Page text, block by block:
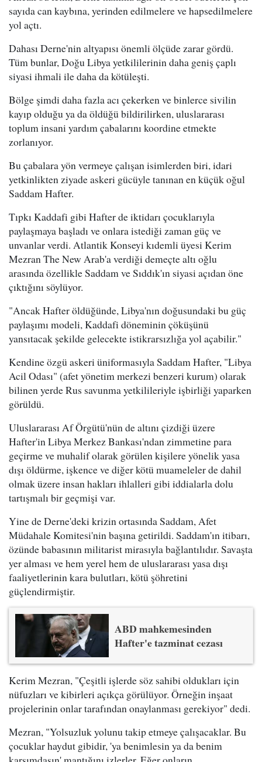
sayıda can kaybına, yerinden edilmelere ve hapsedilmelere
yol açtı.
Dahası Derne'nin altyapısı önemli ölçüde zarar gördü.
Tüm bunlar, Doğu Libya yetkililerinin daha geniş çaplı
siyasi ihmali ile daha da kötüleşti.
Bölge şimdi daha fazla acı çekerken ve binlerce sivilin
kayıp olduğu ya da öldüğü bildirilirken, uluslararası
toplum insani yardım çabalarını koordine etmekte
zorlanıyor.
Bu çabalara yön vermeye çalışan isimlerden biri, idari
yetkinlikten ziyade askeri gücüyle tanınan en küçük oğul
Saddam Hafter.
Tıpkı Kaddafi gibi Hafter de iktidarı çocuklarıyla
paylaşmaya başladı ve onlara istediği zaman güç ve
unvanlar verdi. Atlantik Konseyi kıdemli üyesi Kerim
Mezran The New Arab'a verdiği demeçte altı oğlu
arasında özellikle Saddam ve Sıddık'ın siyasi açıdan öne
çıktığını söylüyor.
"Ancak Hafter öldüğünde, Libya'nın doğusundaki bu güç
paylaşımı modeli, Kaddafi döneminin çöküşünü
yansıtacak şekilde gelecekte istikrarsızlığa yol açabilir."
Kendine özgü askeri üniformasıyla Saddam Hafter, "Libya
Acil Odası" (afet yönetim merkezi benzeri kurum) olarak
bilinen yerde Rus savunma yetkilileriyle işbirliği yaparken
görüldü.
Uluslararası Af Örgütü'nün de altını çizdiği üzere
Hafter'in Libya Merkez Bankası'ndan zimmetine para
geçirme ve muhalif olarak görülen kişilere yönelik yasa
dışı öldürme, işkence ve diğer kötü muameleler de dahil
olmak üzere insan hakları ihlalleri gibi iddialarla dolu
tartışmalı bir geçmişi var.
Yine de Derne'deki krizin ortasında Saddam, Afet
Müdahale Komitesi'nin başına getirildi. Saddam'ın itibarı,
özünde babasının militarist mirasıyla bağlantılıdır. Savaşta
yer alması ve hem yerel hem de uluslararası yasa dışı
faaliyetlerinin kara bulutları, kötü şöhretini
güçlendirmiştir.
ABD mahkemesinden
Hafter'e tazminat cezası
Kerim Mezran, "Çeşitli işlerde söz sahibi oldukları için
nüfuzları ve kibirleri açıkça görülüyor. Örneğin inşaat
projelerinin onlar tarafından onaylanması gerekiyor" dedi.
Mezran, "Yolsuzluk yolunu takip etmeye çalışacaklar. Bu
çocuklar haydut gibidir, 'ya benimlesin ya da benim